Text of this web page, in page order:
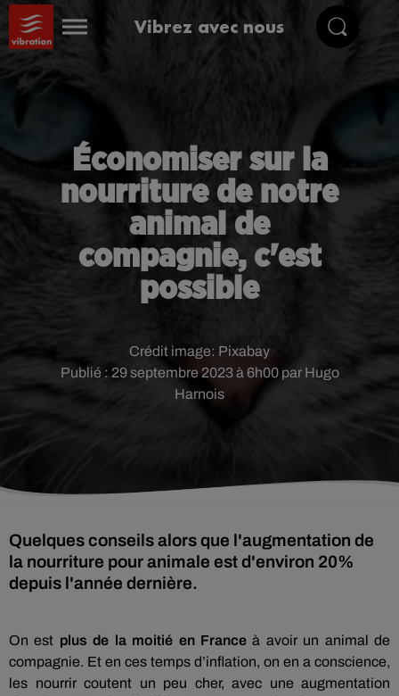
Vibrez avec nous
Économiser sur la
nourriture de notre
animal de
compagnie, c'est
possible
Publié : 29 septembre 2023 à 6h00 par Hugo
Harnois
Crédit image: Pixabay
Quelques conseils alors que l'augmentation de
la nourriture pour animale est d'environ 20%
depuis l'année dernière.
On est plus de la moitié en Franceà avoir un animal de
compagnie. Et en ces temps d’inflation, on en a conscience,
les nourrir coutent un peu cher, avec une augmentation